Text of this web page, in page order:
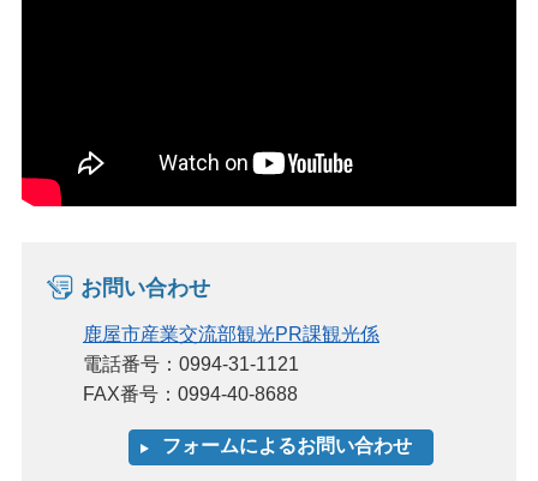
お問い合わせ
鹿屋市産業交流部観光PR課観光係
電話番号：0994-31-1121
FAX番号：0994-40-8688